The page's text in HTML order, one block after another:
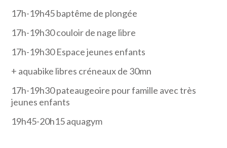
17h-19h45 baptême de plongée
17h-19h30 couloir de nage libre
17h-19h30 Espace jeunes enfants
+ aquabike libres créneaux de 30mn
17h-19h30 pateaugeoire pour famille avec très
jeunes enfants
19h45-20h15 aquagym